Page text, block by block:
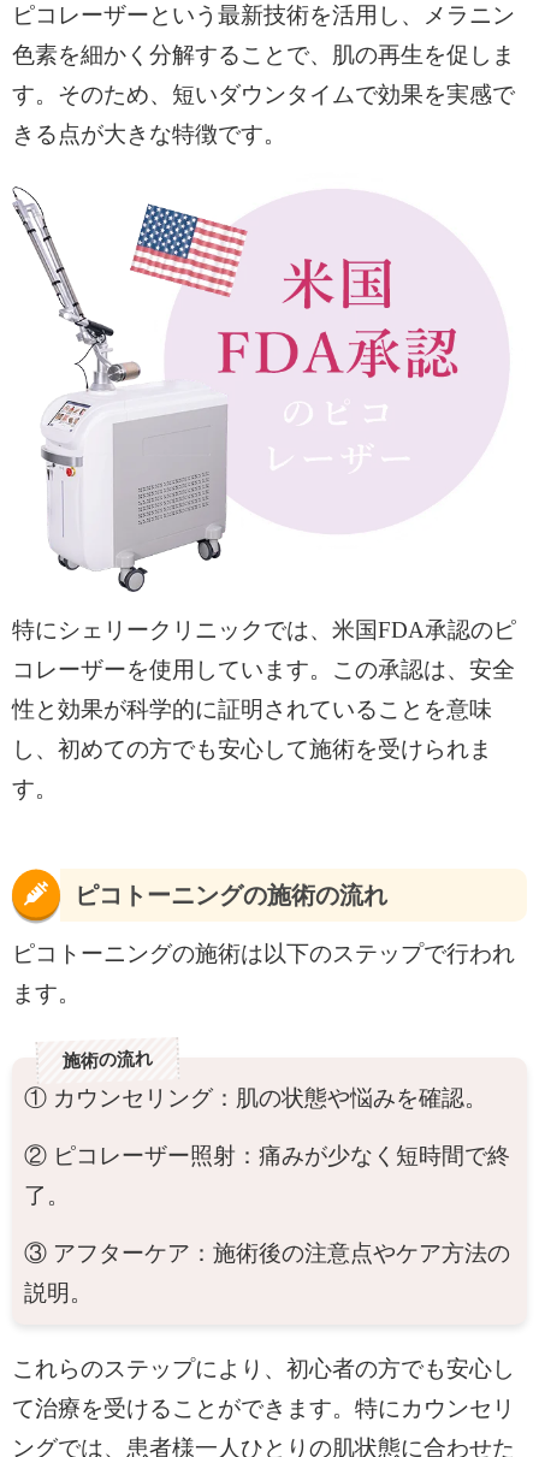
ピコレーザーという最新技術を活用し、メラニン
色素を細かく分解することで、肌の再生を促しま
す。そのため、短いダウンタイムで効果を実感で
きる点が大きな特徴です。
特にシェリークリニックでは、米国FDA承認のピ
コレーザーを使用しています。この承認は、安全
性と効果が科学的に証明されていることを意味
し、初めての方でも安心して施術を受けられま
す。
ピコトーニングの施術の流れ
ピコトーニングの施術は以下のステップで行われ
ます。
施術の流れ
① カウンセリング：肌の状態や悩みを確認。
② ピコレーザー照射：痛みが少なく短時間で終
了。
③ アフターケア：施術後の注意点やケア方法の
説明。
これらのステップにより、初心者の方でも安心し
て治療を受けることができます。特にカウンセリ
ングでは、患者様一人ひとりの肌状態に合わせた